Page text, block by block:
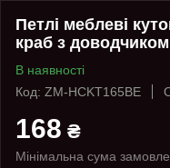
Петлі меблеві
краб з
В наявності
Код: ZM-HCKT165BE
168 ₴
Мінімальна сума